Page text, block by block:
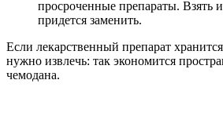
просроченные препараты. Взять
придется заменить.
Если лекарственный препарат
нужно извлечь: так экономится
чемодана.